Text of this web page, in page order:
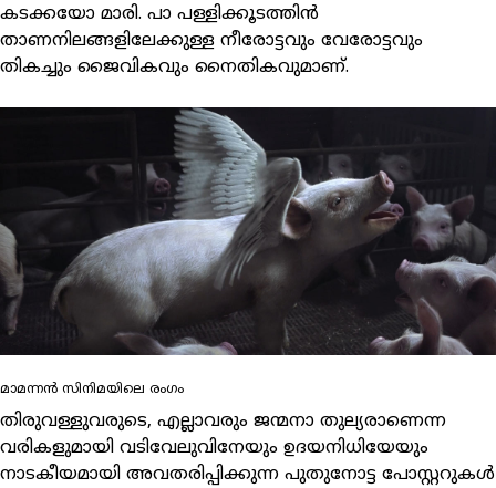
കടക്കയോ മാരി. പാ പള്ളിക്കൂടത്തിന്‍
താണനിലങ്ങളിലേക്കുള്ള നീരോട്ടവും വേരോട്ടവും
തികച്ചും ജൈവികവും നൈതികവുമാണ്.
മാമന്നൻ സിനിമയിലെ രംഗം
തിരുവള്ളുവരുടെ, എല്ലാവരും ജന്മനാ തുല്യരാണെന്ന
വരികളുമായി വടിവേലുവിനേയും ഉദയനിധിയേയും
നാടകീയമായി അവതരിപ്പിക്കുന്ന പുതുനോട്ട പോസ്റ്ററുകള്‍